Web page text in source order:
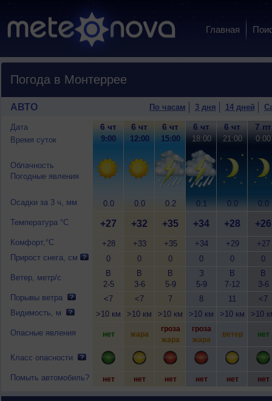
Главная
Погода в Монтеррее
АВТО По часам 3 дня 14 дней
Дата
Время суток
Облачность
Погодные явления
Осадки за 3 ч, мм
Температура °C
Комфорт,°C
Прирост снега, см
Ветер, метр/с
Порывы ветра
Видимость, м
Опасные явления
Класс опасности
Помыть автомобиль?
6 чт
9:00
0.0
+27
+28
0
В
2-5
<7
>10 км
нет
нет
6 чт
12:00
0.0
+32
+33
0
В
3-6
<7
>10 км
жара
нет
6 чт
15:00
0.2
+35
+35
0
В
5-9
7
>10 км
гроза
жара
нет
6 чт
18:00
0.1
+34
+34
0
З
5-9
8
>10 км
гроза
жара
нет
6 чт
21:00
0.0
+28
+29
0
В
7-12
11
>10 км
ветер
нет
7 пт
0:00
0.0
+26
+27
0
В
3-6
<7
>10
нет
нет